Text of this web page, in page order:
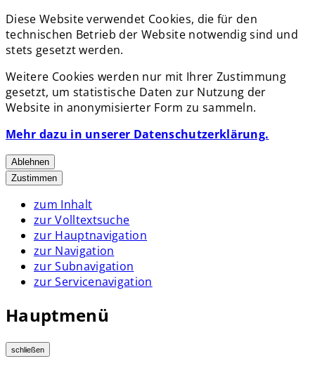
Diese Website verwendet Cookies, die für den
technischen Betrieb der Website notwendig sind und
stets gesetzt werden.
Weitere Cookies werden nur mit Ihrer Zustimmung
gesetzt, um statistische Daten zur Nutzung der
Website in anonymisierter Form zu sammeln.
Mehr dazu in unserer Datenschutzerklärung.
Ablehnen
Zustimmen
zum Inhalt
zur Volltextsuche
zur Hauptnavigation
zur Navigation
zur Subnavigation
zur Servicenavigation
Hauptmenü
schließen